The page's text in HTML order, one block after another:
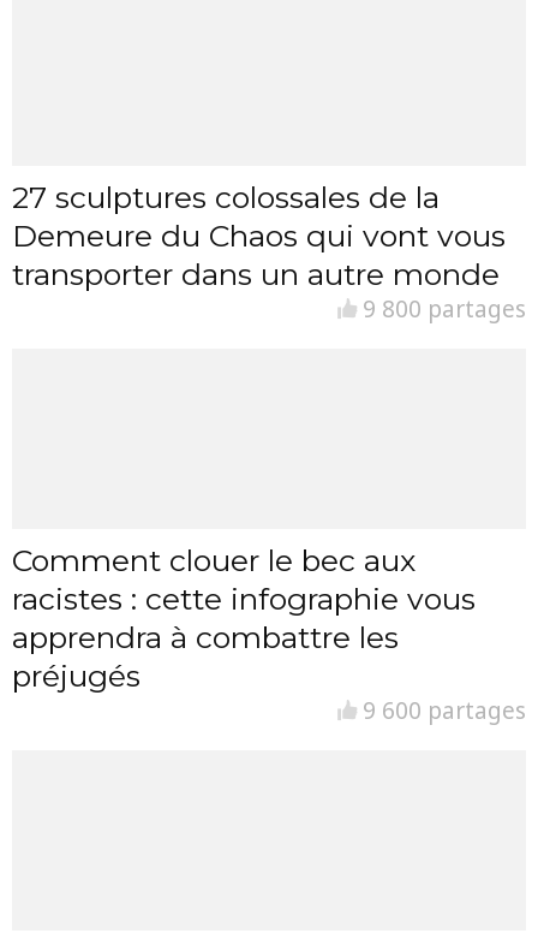
27 sculptures colossales de la
Demeure du Chaos qui vont vous
transporter dans un autre monde
9 800 partages
Comment clouer le bec aux
racistes : cette infographie vous
apprendra à combattre les
préjugés
9 600 partages